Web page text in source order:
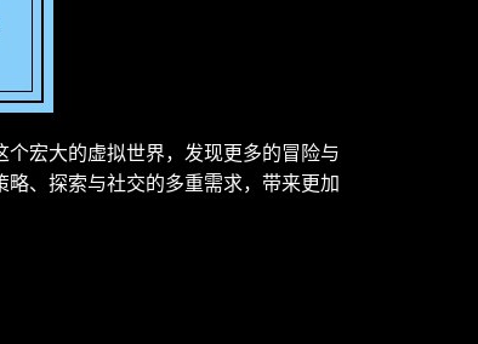
宏大的虚拟世界，发现更多的冒险与
、探索与社交的多重需求，带来更加